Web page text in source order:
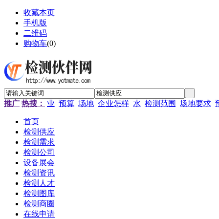
收藏本页
手机版
二维码
购物车(0)
推广 热搜： 业 预算 场地 企业怎样 水 检测范围 场地要求
首页
检测供应
检测需求
检测公司
设备展会
检测资讯
检测人才
检测图库
检测商圈
在线申请